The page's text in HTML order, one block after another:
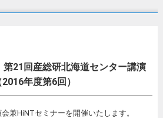
21回産総研北海道センター講演
年度第6回）
兼HiNTセミナーを開催いたします。